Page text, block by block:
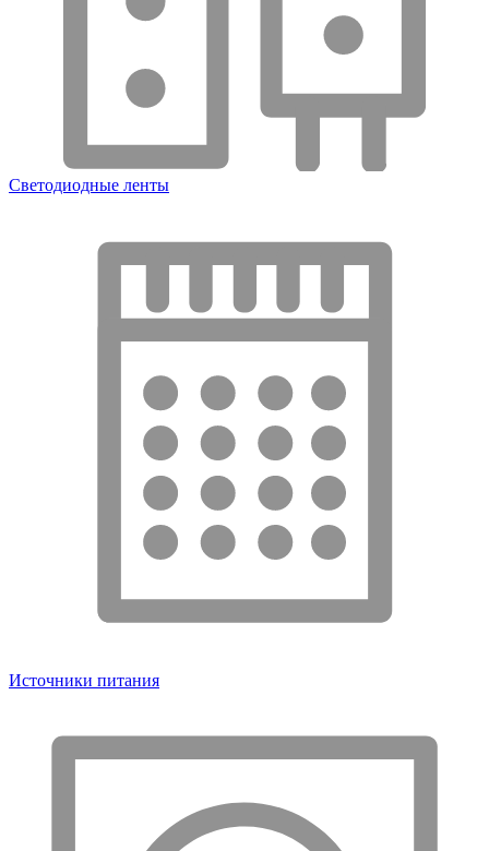
Светодиодные ленты
Источники питания